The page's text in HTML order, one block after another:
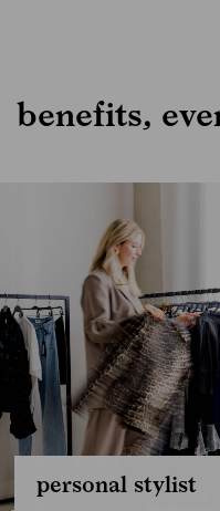
benefits,
personal stylist